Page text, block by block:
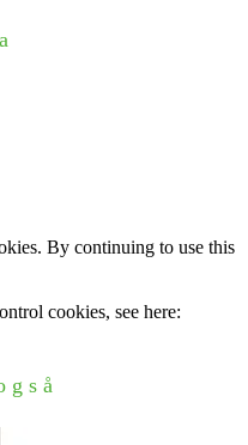
By continuing to use this
cookies, see here: